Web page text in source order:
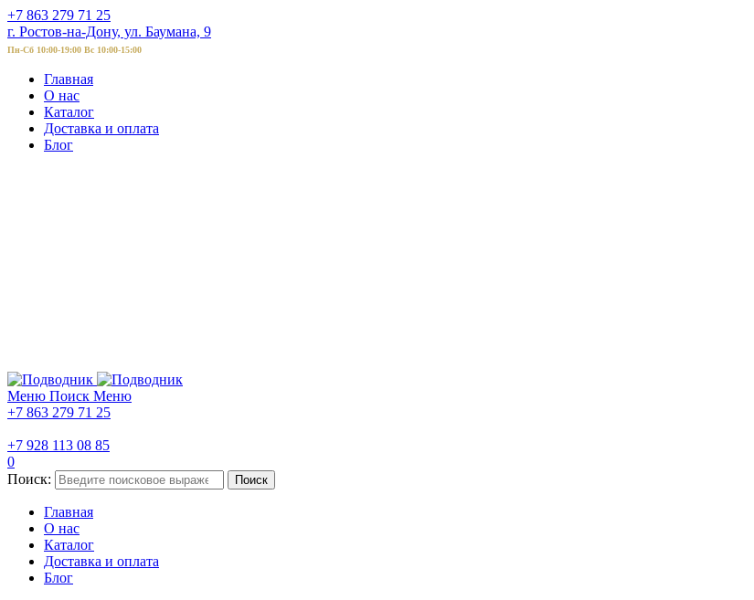
+7 863 279 71 25
г. Ростов-на-Дону, ул. Баумана, 9
Пн-Сб 10:00-19:00 Вс 10:00-15:00
Главная
О нас
Каталог
Доставка и оплата
Блог
Меню Поиск Меню
+7 863 279 71 25
+7 928 113 08 85
0
Поиск:
Поиск
Главная
О нас
Каталог
Доставка и оплата
Блог